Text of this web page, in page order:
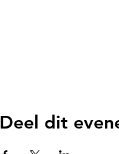
Deel dit